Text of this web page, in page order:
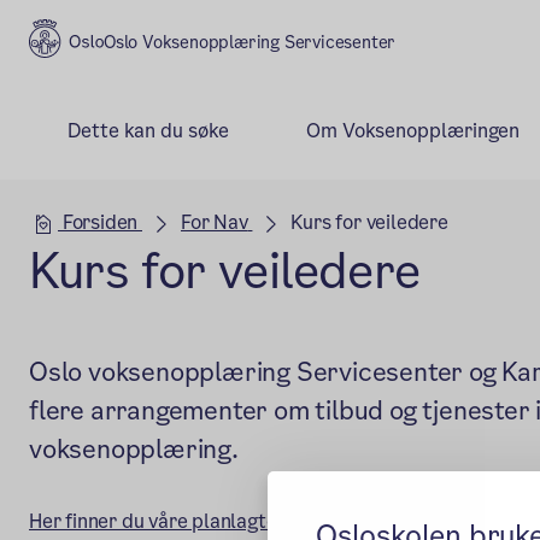
Oslo Voksenopplæring Servicesenter
Dette kan du søke Om Voksenopplæringen
Hovedseksjon
Forsiden For Nav Kurs for veiledere
Kurs for veiledere
Oslo voksenopplæring Servicesenter og
flere arrangementer om tilbud og tjenester
voksenopplæring.
Her finner du våre planlagte arrangementer.
(ekstern